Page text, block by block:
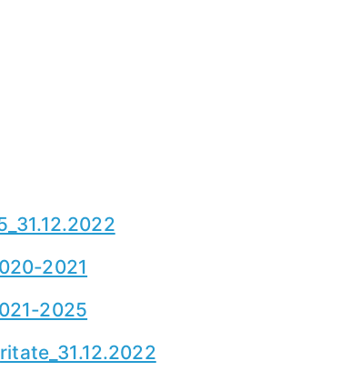
2021
2025